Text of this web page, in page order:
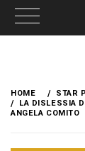
content
HOME
STAR
LA DISLESSIA
ANGELA COMITO